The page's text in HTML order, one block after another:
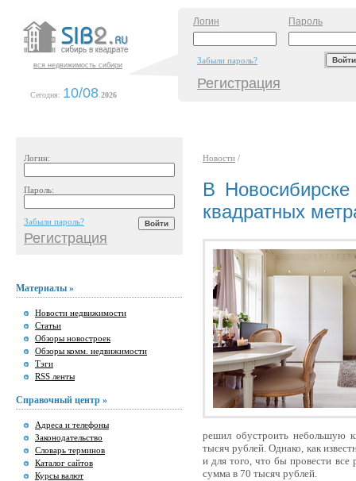
вся недвижимость сибири
Сегодня: 10/08 2026
Логин Пароль
Забыли пароль?
Регистрация
Логин:
Пароль:
Забыли пароль?
Регистрация
Материалы »
Новости недвижимости
Статьи
Обзоры новостроек
Обзоры комм. недвижимости
Тэги
RSS ленты
Справочный центр »
Адреса и телефоны
Законодательство
Словарь терминов
Каталог сайтов
Курсы валют
Новости /
В
квадратных
решил обустроить небольшую
тысяч рублей. Однако, как
и для того, что бы провести все
сумма в 70 тысяч рублей.